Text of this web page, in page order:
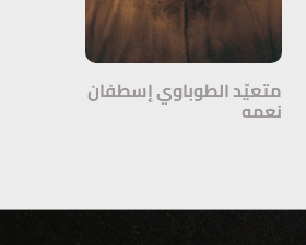
متعيّد الطوباوي إسطفان
نعمه